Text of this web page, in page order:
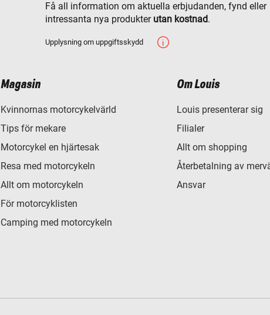
Få all information om aktuella erbjudanden, fynd eller
intressanta nya produkter utan kostnad.
Upplysning om uppgiftsskydd
Magasin
Kvinnornas motorcykelvärld
Tips för mekare
Motorcykel en hjärtesak
Resa med motorcykeln
Allt om motorcykeln
För motorcyklisten
Camping med motorcykeln
Om Louis
Louis presenterar sig
Filialer
Allt om shopping
Återbetalning av
Ansvar